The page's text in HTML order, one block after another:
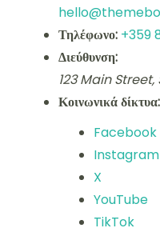
Τηλέφωνο: +359
Διεύθυνση:
123 Main
Κοινωνικά δίκτυα:
Facebook
Instagram
X
YouTube
TikTok